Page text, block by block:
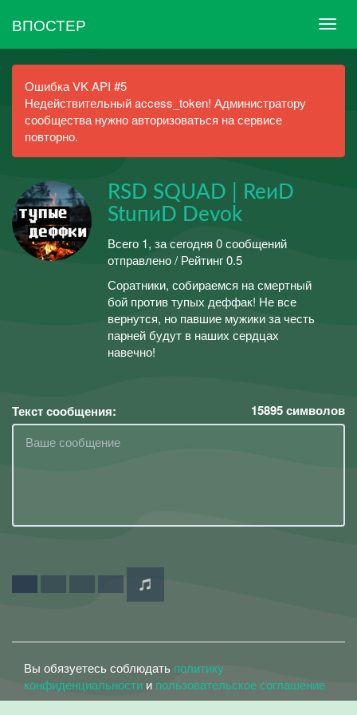
ВПОСТЕР
Ошибка VK API #5
Недействительный access_token! Администратору
сообщества нужно авторизоваться на сервисе
повторно.
RSD SQUAD | ReиD
StuпиD Devоk
Всего 1, за сегодня 0 сообщений
отправлено / Рейтинг 0.5
Соратники, собираемся на смертный
бой против тупых деффак! Не все
вернутся, но павшие мужики за честь
парней будут в наших сердцах
навечно!
Текст сообщения: 15895символов
Вы обязуетесь соблюдать политику
конфиденциальности и пользовательское соглашение